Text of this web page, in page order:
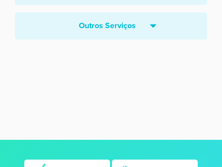
Outros Serviços